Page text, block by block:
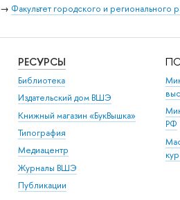
→ Факультет городского и регионального
РЕСУРСЫ
Библиотека
Издательский дом ВШЭ
Книжный магазин «БукВышка»
Типография
Медиацентр
Журналы ВШЭ
Публикации
РФ